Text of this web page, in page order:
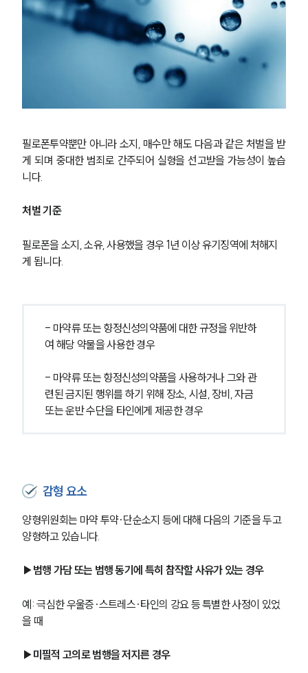
필로폰투약뿐만 아니라 소지, 매수만 해도 다음과 같은 처벌을 받
게 되며 중대한 범죄로 간주되어 실형을 선고받을 가능성이 높습
니다.
처벌 기준
필로폰을 소지, 소유, 사용했을 경우 1년 이상 유기징역에 처해지
게 됩니다.
- 마약류 또는 향정신성의약품에 대한 규정을 위반하
여 해당 약물을 사용한 경우
- 마약류 또는 향정신성의약품을 사용하거나 그와 관
련된 금지된 행위를 하기 위해 장소, 시설, 장비, 자금
또는 운반 수단을 타인에게 제공한 경우
감형 요소
양형위원회는 마약 투약·단순소지 등에 대해 다음의 기준을 두고
양형하고 있습니다.
▶범행 가담 또는 범행 동기에 특히 참작할 사유가 있는 경우
예: 극심한 우울증·스트레스·타인의 강요 등 특별한 사정이 있었
을 때
▶미필적 고의로 범행을 저지른 경우